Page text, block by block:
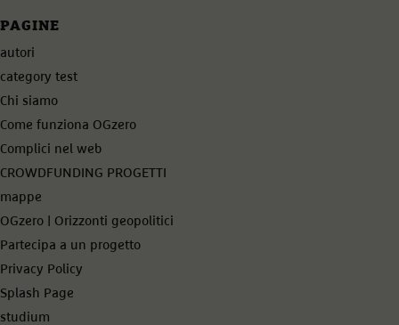
PAGINE
autori
category test
Chi siamo
Come funziona OGzero
Complici nel web
CROWDFUNDING PROGETTI
mappe
OGzero | Orizzonti geopolitici
Partecipa a un progetto
Privacy Policy
Splash Page
studium